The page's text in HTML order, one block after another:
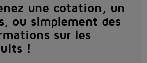
une cotation, un
ou simplement des
sur les
!